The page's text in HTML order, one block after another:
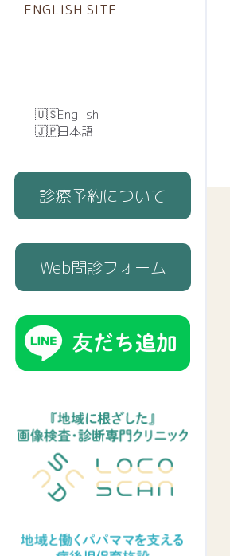
ENGLISH SITE
English
日本語
診療予約について
Web問診フォーム